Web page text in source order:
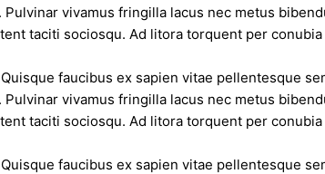
vivamus fringilla lacus nec metus
taciti sociosqu. Ad litora torquent per
faucibus ex sapien vitae pellentesque
vivamus fringilla lacus nec metus
taciti sociosqu. Ad litora torquent per
faucibus ex sapien vitae pellentesque